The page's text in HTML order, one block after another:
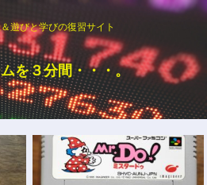
遊びと学びの復習サイト
を３分間・・・。